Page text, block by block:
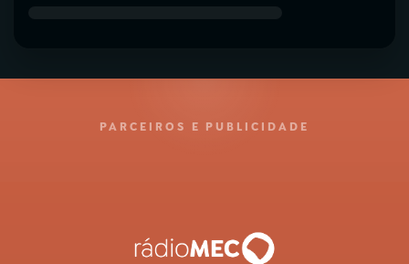
PARCEIROS E PUBLICIDADE